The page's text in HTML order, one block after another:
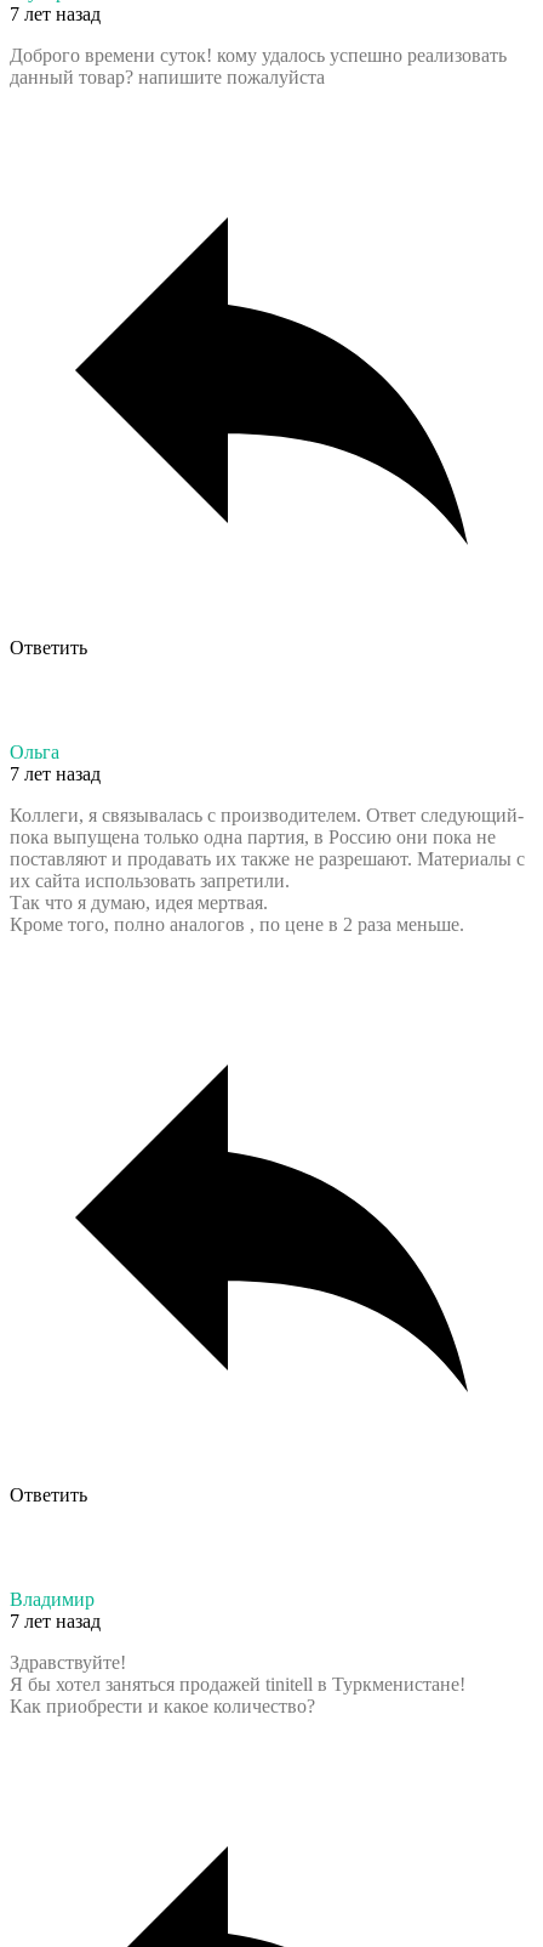
7 лет назад
Доброго времени суток! кому удалось успешно реализовать
данный товар? напишите пожалуйста
Ответить
Ольга
7 лет назад
Коллеги, я связывалась с производителем. Ответ следующий-
пока выпущена только одна партия, в Россию они пока не
поставляют и продавать их также не разрешают. Материалы с
их сайта использовать запретили.
Так что я думаю, идея мертвая.
Кроме того, полно аналогов , по цене в 2 раза меньше.
Ответить
Владимир
7 лет назад
Здравствуйте!
Я бы хотел заняться продажей tinitell в Туркменистане!
Как приобрести и какое количество?